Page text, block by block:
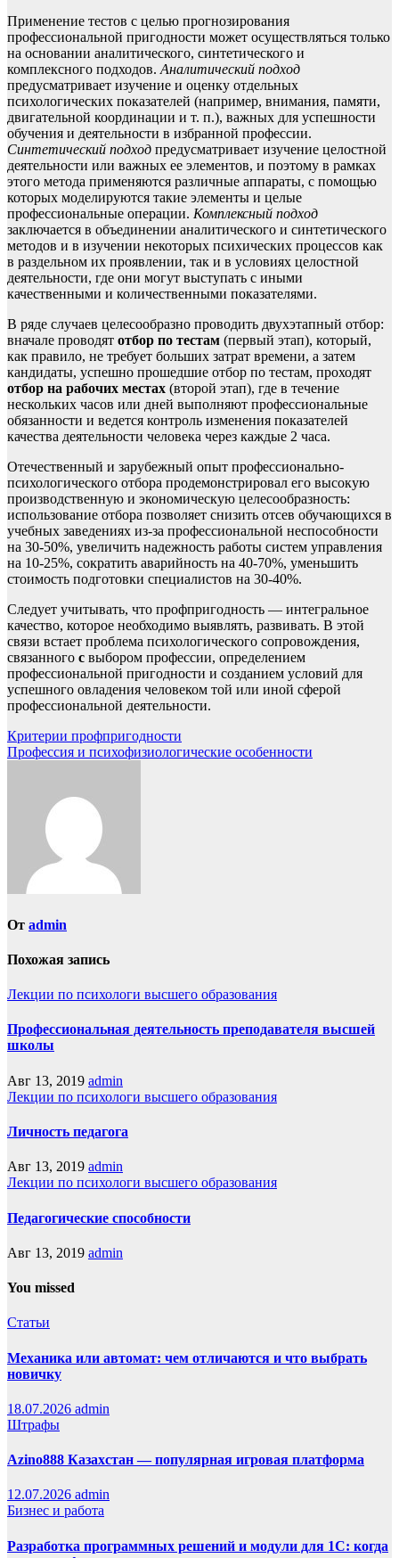
Применение тестов с целью прогнозирования
профессиональной пригодности может осуществляться только
на основании аналитического, синтетического и
комплексного подходов.Аналитический подход
предусматривает изучение и оценку отдельных
психологических показателей (например, внимания, памяти,
двигательной координации и т. п.), важных для успешности
обучения и деятельности в избранной профессии.
Синтетический подход предусматривает изучение целостной
деятельности или важных ее элементов, и поэтому в рамках
этого метода применяются различные аппараты, с помощью
которых моделируются такие элементы и целые
профессиональные операции. Комплексный подход
заключается в объединении аналитического и синтетического
методов и в изучении некоторых психических процессов как
в раздельном их проявлении, так и в условиях целостной
деятельности, где они могут выступать с иными
качественными и количественными показателями.
В ряде случаев целесообразно проводить двухэтапный отбор:
вначале проводят отбор по тестам (первый этап), который,
как правило, не требует больших затрат времени, а затем
кандидаты, успешно прошедшие отбор по тестам, проходят
отбор на рабочих местах (второй этап), где в течение
нескольких часов или дней выполняют профессиональные
обязанности и ведется контроль изменения показателей
качества деятельности человека через каждые 2 часа.
Отечественный и зарубежный опыт профессионально-
психологического отбора продемонстрировал его высокую
производственную и экономическую целесообразность:
использование отбора позволяет снизить отсев обучающихся в
учебных заведениях из-за профессиональной неспособности
на 30-50%, увеличить надежность работы систем управления
на 10-25%, сократить аварийность на 40-70%, уменьшить
стоимость подготовки специалистов на 30-40%.
Следует учитывать, что профпригодность — интегральное
качество, которое необходимо выявлять, развивать. В этой
связи встает проблема психологического сопровождения,
связанного с выбором профессии, определением
профессиональной пригодности и созданием условий для
успешного овладения человеком той или иной сферой
профессиональной деятельности.
Навигация
по
Критерии профпригодности
Профессия и психофизиологические особенности
От admin
Похожая запись
Лекции по психологи высшего образования
Профессиональная деятельность преподавателя высшей
школы
Авг 13, 2019 admin
Лекции по психологи высшего образования
Личность педагога
Авг 13, 2019 admin
Лекции по психологи высшего образования
Педагогические способности
Авг 13, 2019 admin
You missed
Статьи
Механика или автомат: чем отличаются и что выбрать
новичку
18.07.2026 admin
Штрафы
Azino888 Казахстан — популярная игровая платформа
12.07.2026 admin
Бизнес и работа
Разработка программных решений и модули для 1С: когда